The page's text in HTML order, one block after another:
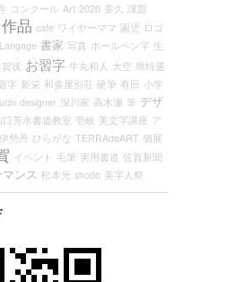
コンクール Art 2020 多久 課題
作品 cafe ワイヤーママ 園児 ロゴ
Langage 書家 写真 ボールペン字 生
状 お習字 牛丸和人 大空 県特選
字 新栄 和多屋別荘 硬筆 有田 小学
designer 深川家 高木瀬 筆 デザ
口芳水書道教室 壱岐 美文字講座 ア
伊勢丹 ひらがな TERRAdeART 個展
イベント 毛筆 実用書道 佐賀新聞
ンス 松本光 shodo 美字人祭